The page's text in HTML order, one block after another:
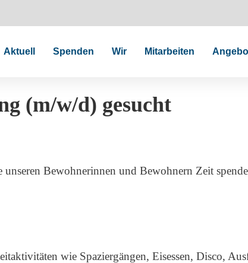
Aktuell Spenden Wir Mitarbeiten
(m/w/d) gesucht
Bewohnerinnen und Bewohnern Zeit
wie Spaziergängen, Eisessen, Disco,